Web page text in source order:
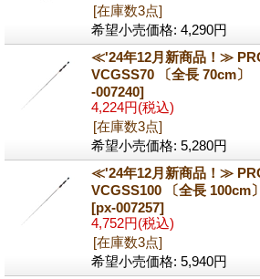
[在庫数3点]
希望小売価格: 4,290円
≪'24年12月新商品！≫
VCGSS70 〔全長 70cm〕
-007240]
4,224円(税込)
[在庫数3点]
希望小売価格: 5,280円
≪'24年12月新商品！≫
VCGSS100 〔全長 100cm
[px-007257]
4,752円(税込)
[在庫数3点]
希望小売価格: 5,940円